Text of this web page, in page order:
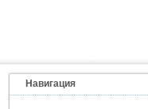
Навигация